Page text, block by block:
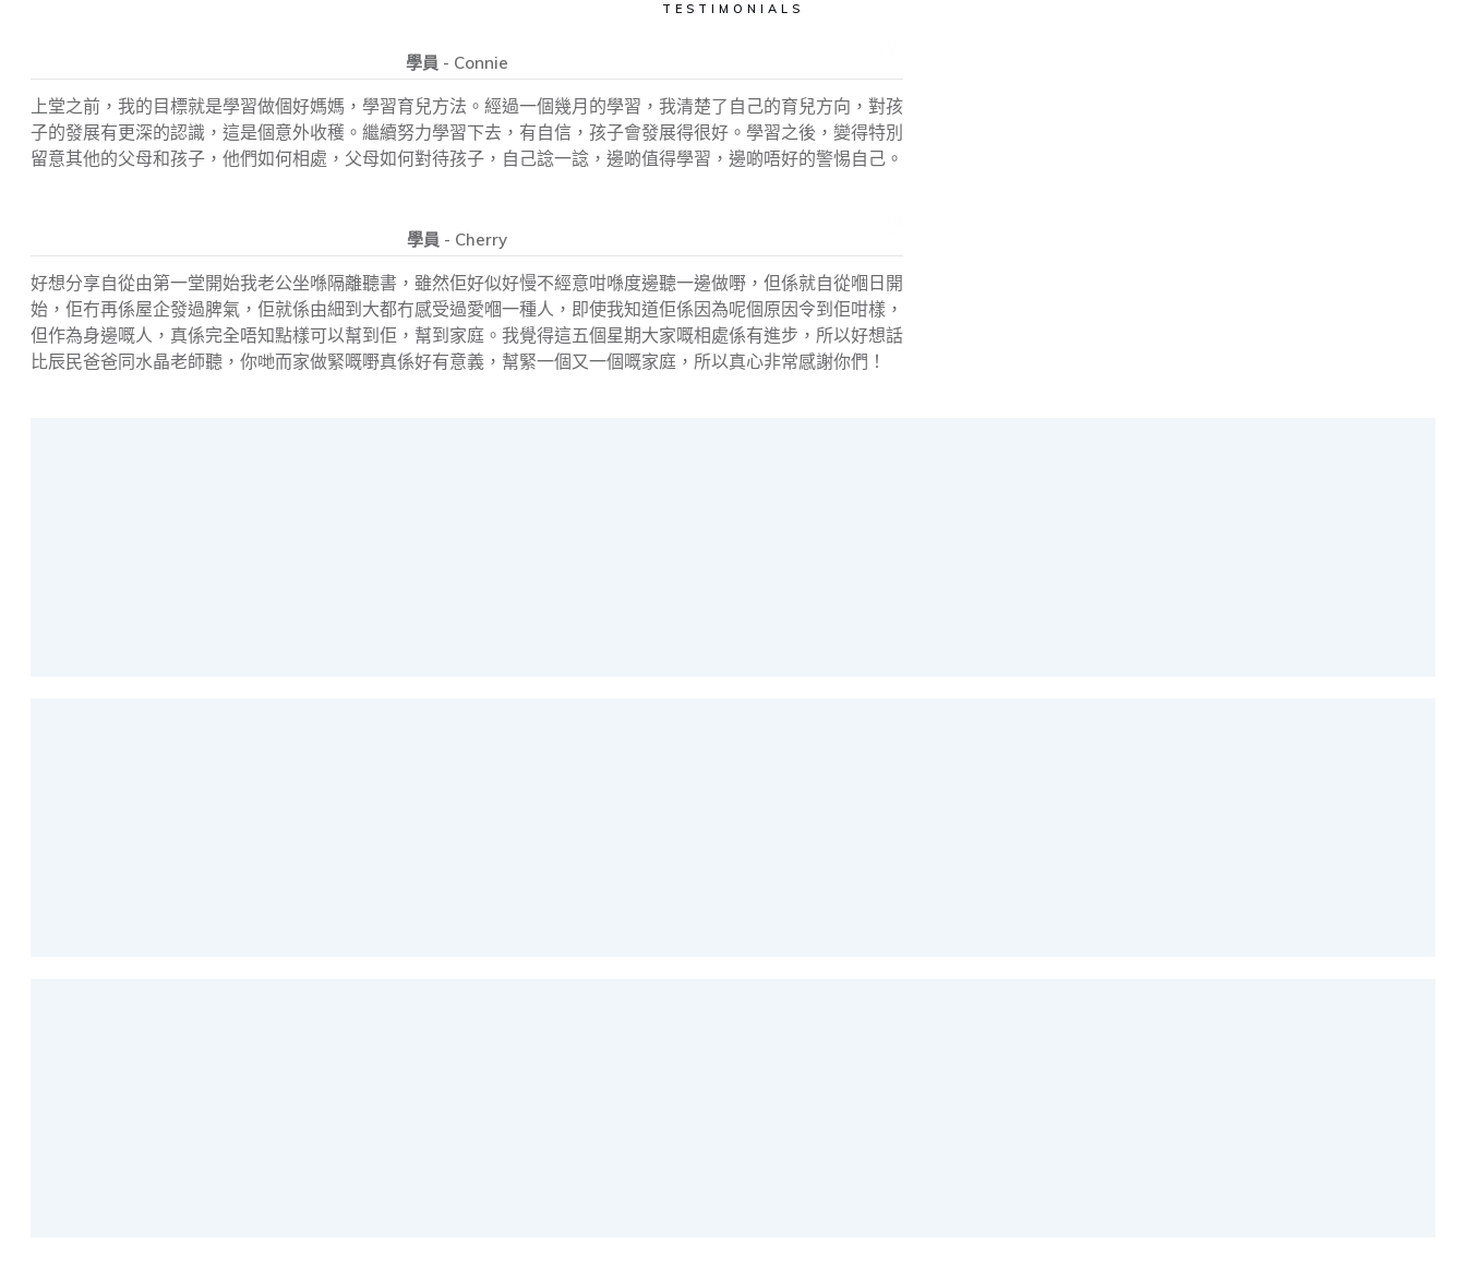
TESTIMONIALS
學員 - Connie
上堂之前，我的目標就是學習做個好媽媽，學習育兒方法。經過一個幾月的學習，我清楚了自己的育兒方向，對孩
子的發展有更深的認識，這是個意外收穫。繼續努力學習下去，有自信，孩子會發展得很好。學習之後，變得特別
留意其他的父母和孩子，他們如何相處，父母如何對待孩子，自己諗一諗，邊啲值得學習，邊啲唔好的警惕自己。
學員 - Cherry
好想分享自從由第一堂開始我老公坐喺隔離聽書，雖然佢好似好慢不經意咁喺度邊聽一邊做嘢，但係就自從嗰日開
始，佢冇再係屋企發過脾氣，佢就係由細到大都冇感受過愛嗰一種人，即使我知道佢係因為呢個原因令到佢咁樣，
但作為身邊嘅人，真係完全唔知點樣可以幫到佢，幫到家庭。我覺得這五個星期大家嘅相處係有進步，所以好想話
比辰民爸爸同水晶老師聽，你哋而家做緊嘅嘢真係好有意義，幫緊一個又一個嘅家庭，所以真心非常感謝你們！